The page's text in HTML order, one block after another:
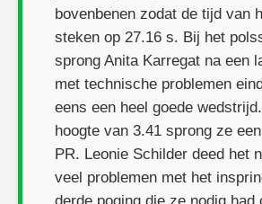
bovenbenen zodat de tijd van
steken op 27.16 s. Bij het
sprong Anita Karregat na een
met technische problemen
eens een heel goede
hoogte van 3.41 sprong ze
PR. Leonie Schilder deed het
veel problemen met het